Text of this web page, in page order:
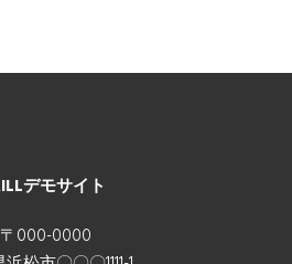
デモサイト
〒000-0000